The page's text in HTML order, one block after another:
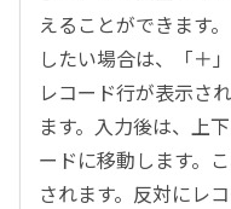
えることができます
したい場合は、「＋
レコード行が表示さ
ます。入力後は、上
ードに移動します。
されます。反対にレ